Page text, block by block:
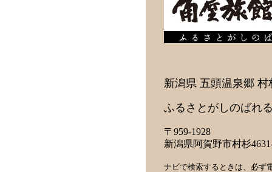
新潟県 五頭温泉郷 村
ふるさとがしのばれ
〒959-1928
新潟県阿賀野市村杉
ナビで検索するときは、必ず